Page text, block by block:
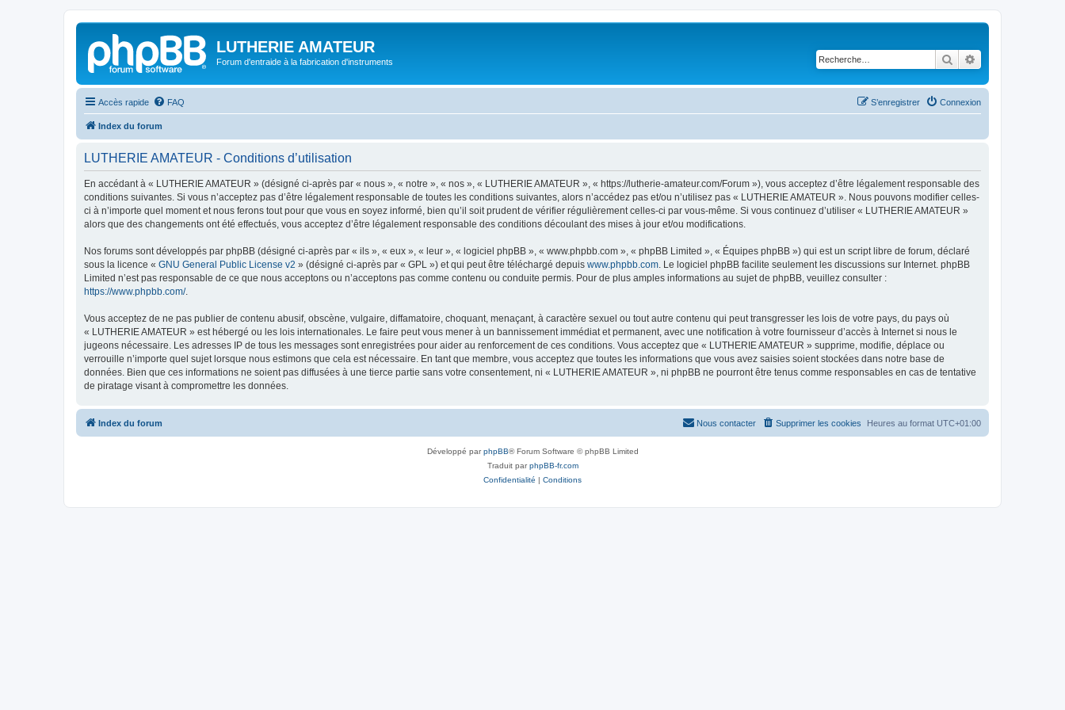
LUTHERIE AMATEUR
Forum d'entraide à la fabrication d'instruments Rechercher
Accès rapide FAQ Connexion
S’enregistrer
Index du forum
LUTHERIE AMATEUR - Conditions d’utilisation
En accédant à « LUTHERIE AMATEUR » (désigné ci-après par « nous », « notre », « nos », « LUTHERIE AMATEUR », « https://lutherie-amateur.com/Forum »), vous acceptez d’être légalement responsable des
conditions suivantes. Si vous n’acceptez pas d’être légalement responsable de toutes les conditions suivantes, alors n’accédez pas et/ou n’utilisez pas « LUTHERIE AMATEUR ». Nous pouvons modifier celles-
ci à n’importe quel moment et nous ferons tout pour que vous en soyez informé, bien qu’il soit prudent de vérifier régulièrement celles-ci par vous-même. Si vous continuez d’utiliser « LUTHERIE AMATEUR »
alors que des changements ont été effectués, vous acceptez d’être légalement responsable des conditions découlant des mises à jour et/ou modifications.
Nos forums sont développés par phpBB (désigné ci-après par « ils », « eux », « leur », « logiciel phpBB », « www.phpbb.com », « phpBB Limited », « Équipes phpBB ») qui est un script libre de forum, déclaré
sous la licence « GNU General Public License v2 » (désigné ci-après par « GPL ») et qui peut être téléchargé depuis www.phpbb.com . Le logiciel phpBB facilite seulement les discussions sur Internet. phpBB
Limited n’est pas responsable de ce que nous acceptons ou n’acceptons pas comme contenu ou conduite permis. Pour de plus amples informations au sujet de phpBB, veuillez consulter :
https://www.phpbb.com/.
Vous acceptez de ne pas publier de contenu abusif, obscène, vulgaire, diffamatoire, choquant, menaçant, à caractère sexuel ou tout autre contenu qui peut transgresser les lois de votre pays, du pays où
« LUTHERIE AMATEUR » est hébergé ou les lois internationales. Le faire peut vous mener à un bannissement immédiat et permanent, avec une notification à votre fournisseur d’accès à Internet si nous le
jugeons nécessaire. Les adresses IP de tous les messages sont enregistrées pour aider au renforcement de ces conditions. Vous acceptez que « LUTHERIE AMATEUR » supprime, modifie, déplace ou
verrouille n’importe quel sujet lorsque nous estimons que cela est nécessaire. En tant que membre, vous acceptez que toutes les informations que vous avez saisies soient stockées dans notre base de
données. Bien que ces informations ne soient pas diffusées à une tierce partie sans votre consentement, ni « LUTHERIE AMATEUR », ni phpBB ne pourront être tenus comme responsables en cas de tentative
de piratage visant à compromettre les données.
Index du forum Heures au format UTC+01:00
Supprimer les cookies
Nous contacter
Développé parphpBB® Forum Software © phpBB Limited
Traduit parphpBB-fr.com
Confidentialité | Conditions